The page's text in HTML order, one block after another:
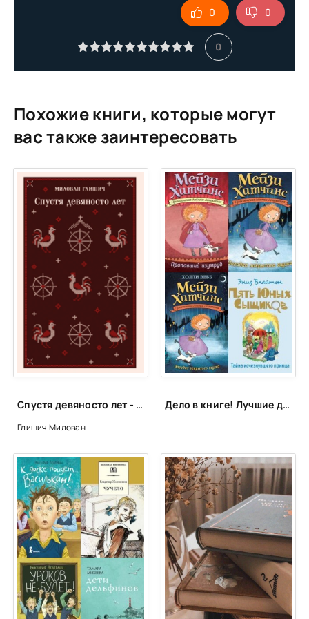
0
0 0
Похожие книги, которые могут
вас также заинтересовать
Спустя девяносто лет - Милован Глишич
Глишич Милован
Дело в книге! Лучшие детективы для детей и подростков